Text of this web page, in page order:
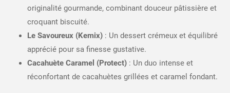
originalité gourmande, combinant douceur pâtissière et
croquant biscuité.
Le Savoureux (Kemix): Un dessert crémeux et équilibré
apprécié pour sa finesse gustative.
Cacahuète Caramel (Protect): Un duo intense et
réconfortant de cacahuètes grillées et caramel fondant.